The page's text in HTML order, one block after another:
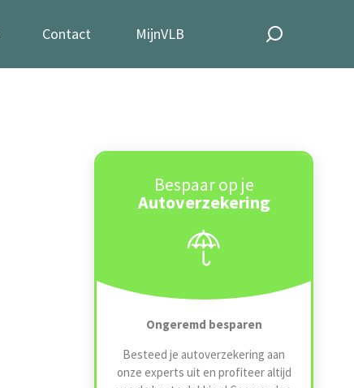
Contact MijnVLB
Bespaar op je
Autoverzekering
Ongeremd besparen
Besteed je autoverzekering aan
onze experts uit en profiteer altijd